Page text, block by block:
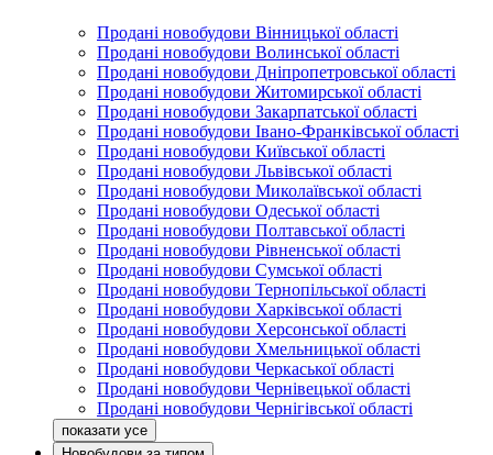
Продані новобудови Вінницької області
Продані новобудови Волинської області
Продані новобудови Дніпропетровської області
Продані новобудови Житомирської області
Продані новобудови Закарпатської області
Продані новобудови Івано-Франківської області
Продані новобудови Київської області
Продані новобудови Львівської області
Продані новобудови Миколаївської області
Продані новобудови Одеської області
Продані новобудови Полтавської області
Продані новобудови Рівненської області
Продані новобудови Сумської області
Продані новобудови Тернопільської області
Продані новобудови Харківської області
Продані новобудови Херсонської області
Продані новобудови Хмельницької області
Продані новобудови Черкаської області
Продані новобудови Чернівецької області
Продані новобудови Чернігівської області